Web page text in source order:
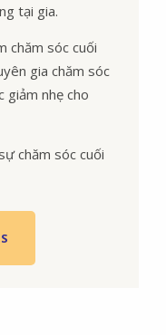
tại gia.
chăm sóc cuối
gia chăm sóc
giảm nhẹ cho
chăm sóc cuối